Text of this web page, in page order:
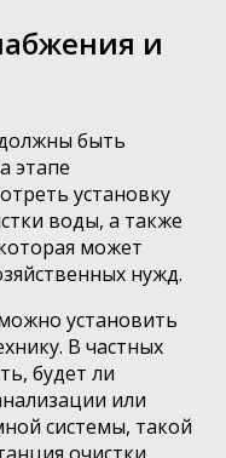
и
быть
этапе
установку
воды, а также
может
нужд.
установить
В частных
будет ли
или
системы, такой